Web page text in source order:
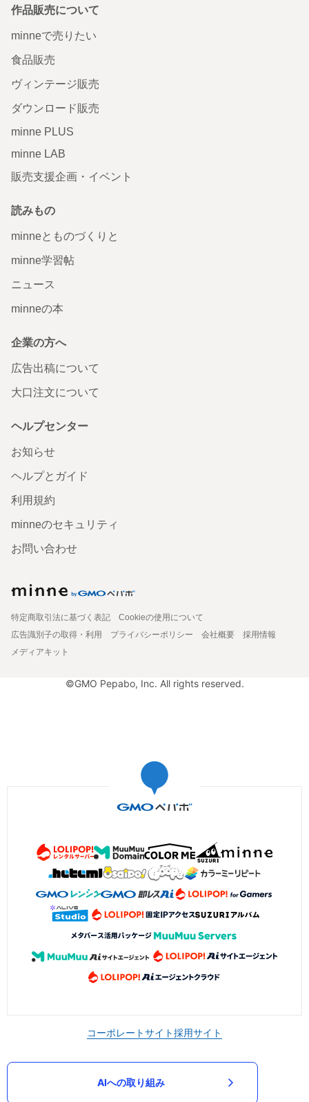
作品販売について
minneで売りたい
食品販売
ヴィンテージ販売
ダウンロード販売
minne PLUS
minne LAB
販売支援企画・イベント
読みもの
minneとものづくりと
minne学習帖
ニュース
minneの本
企業の方へ
広告出稿について
大口注文について
ヘルプセンター
お知らせ
ヘルプとガイド
利用規約
minneのセキュリティ
お問い合わせ
特定商取引法に基づく表記
Cookieの使用について
広告識別子の取得・利用
プライバシーポリシー 会社概要
採用情報
メディアキット
©GMO Pepabo, Inc. All rights reserved.
コーポレートサイト採用サイト
AIへの取り組み